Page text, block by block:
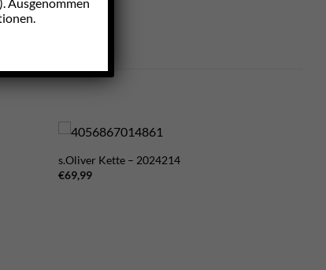
s.Oliver Kette – 2024214
€69,99